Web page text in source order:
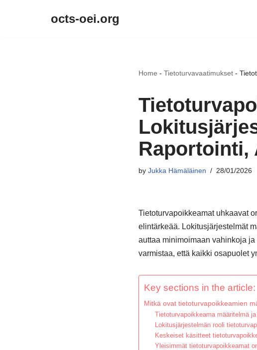
octs-oei.org
Home - Tietoturvavaatimukset-
Raportointi,
by Jukka Hämäläinen 28/01/2026
Tietoturvapoikkeamat uhkaavat
elintärkeää. Lokitusjärjestelmät
auttaa minimoimaan vahinkoja
varmistaa, että kaikki osapuolet
Key sections in the article:
Mitkä ovat tietoturvapoikkeamien
Tietoturvapoikkeama määritelmä
Lokitusjärjestelmän rooli
Keskeiset käsitteet
Yleisimmät tietoturvapoikkeamat